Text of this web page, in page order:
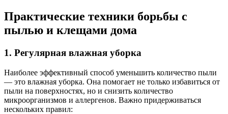
Практические техники борьбы с
пылью и клещами дома
1. Регулярная влажная уборка
Наиболее эффективный способ уменьшить количество пыли
— это влажная уборка. Она помогает не только избавиться от
пыли на поверхностях, но и снизить количество
микроорганизмов и аллергенов. Важно придерживаться
нескольких правил: